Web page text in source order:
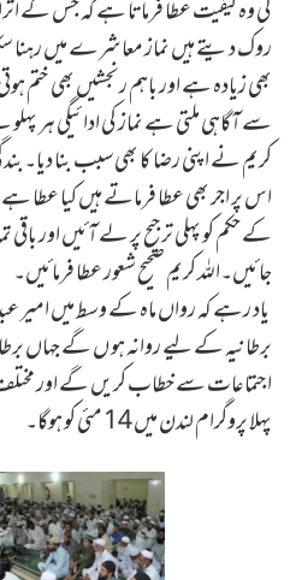
کی وہ کیفیت عطا فرماتا ہے کہ جس کے
روک دیتے ہیں نماز معاشرے میں رہنا
بھی زیادہ ہے اور باہم رنجشیں بھی
سے آگاہی ملتی ہے نماز کی ادائیگی ہر
کریم نے اپنی رضا کا بھی سبب بنا
اس پر اجر بھی عطا فرماتے ہیں کیا عطا
کے حکم کو پہلی ترجیح پر لے آئیں اور
جائیں۔اللہ کریم صحیح شعور عطا فرمائیں۔
برطانیہ کے لیے روانہ ہو ں گے جہاں
اجتماعات سے خطاب کریں گے اور مختلف
پہلا پروگرام لندن میں 14 مئی کو ہوگا۔